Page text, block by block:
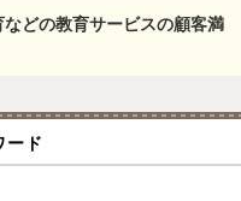
などの教育サービスの顧客満
ード